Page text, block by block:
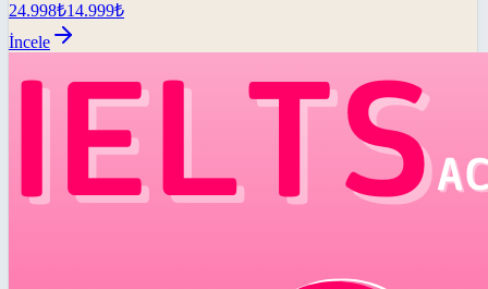
24.998₺14.999₺
İncele